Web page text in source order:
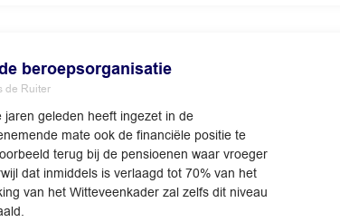
beroepsorganisatie
de Ruiter
geleden heeft ingezet in de
mate ook de financiële positie te
terug bij de pensioenen waar vroeger
dat inmiddels is verlaagd tot 70% van het
van het Witteveenkader zal zelfs dit niveau